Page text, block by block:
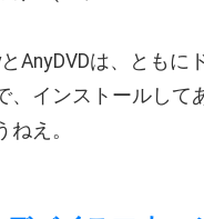
AnyDVDは、ともに
、インストールして
え。